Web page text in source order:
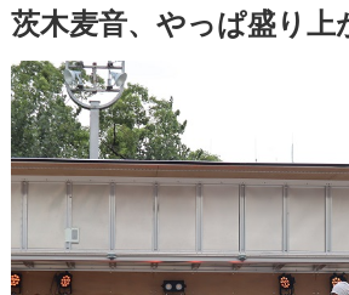
茨木麦音、やっぱ盛り上